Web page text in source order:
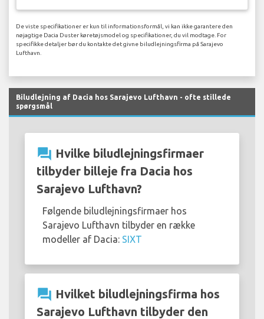
De viste specifikationer er kun til informationsformål, vi kan ikke garantere den
nøjagtige Dacia Duster køretøjsmodel og specifikationer, du vil modtage. For
specifikke detaljer bør du kontakte det givne biludlejningsfirma på Sarajevo
Lufthavn.
Biludlejning af Dacia hos Sarajevo Lufthavn - ofte stillede
spørgsmål
question_answer Hvilke biludlejningsfirmaer
tilbyder billeje fra Dacia hos
Sarajevo Lufthavn?
Følgende biludlejningsfirmaer hos
Sarajevo Lufthavn tilbyder en række
modeller af Dacia: SIXT
question_answer Hvilket biludlejningsfirma hos
Sarajevo Lufthavn tilbyder den